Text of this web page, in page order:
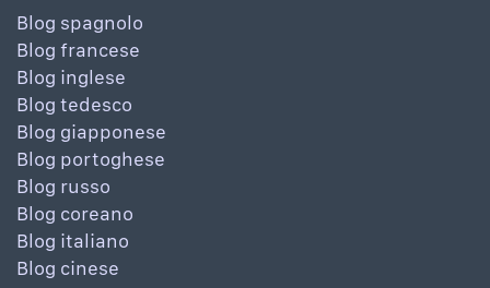
Blog spagnolo
Blog francese
Blog inglese
Blog tedesco
Blog giapponese
Blog portoghese
Blog russo
Blog coreano
Blog italiano
Blog cinese